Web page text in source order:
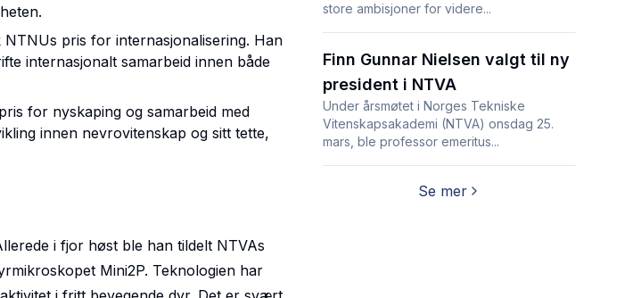
NTNUs pris for internasjonalisering. Han
internasjonalt samarbeid innen både
for nyskaping og samarbeid med
innen nevrovitenskap og sitt tette,
i fjor høst ble han tildelt NTVAs
Mini2P. Teknologien har
store ambisjoner for videre...
Finn Gunnar Nielsen valgt til ny
president i NTVA
Under årsmøtet i Norges Tekniske
Vitenskapsakademi (NTVA) onsdag 25.
mars, ble professor emeritus...
Se mer